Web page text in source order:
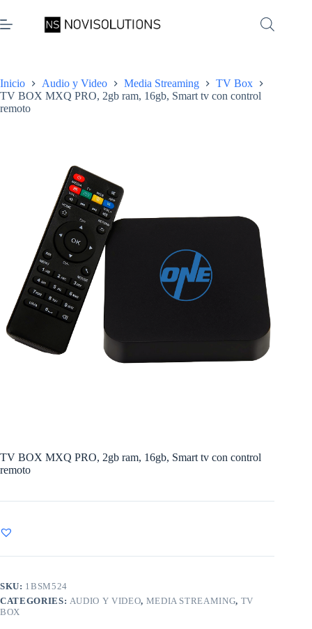
al
contenido
Inicio Audio y Video Media Streaming
TV Box
TV BOX MXQ PRO, 2gb ram, 16gb, Smart tv con control
remoto
TV BOX MXQ PRO, 2gb ram, 16gb, Smart tv con control
remoto
SKU: 1BSM524
CATEGORIES: AUDIO Y VIDEO, MEDIA STREAMING, TV
BOX